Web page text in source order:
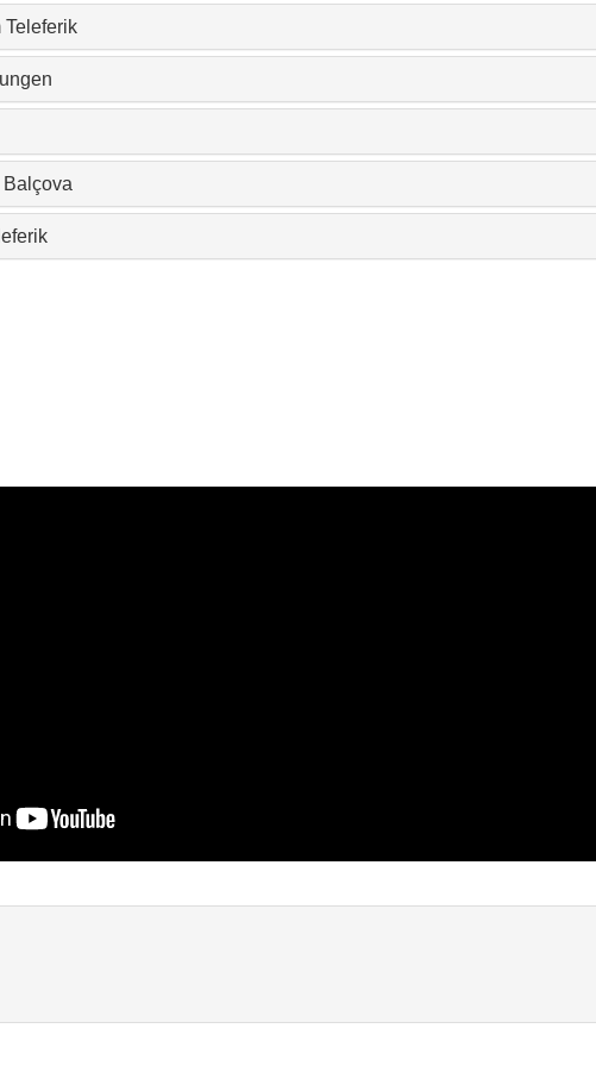
Teleferik
Balçova